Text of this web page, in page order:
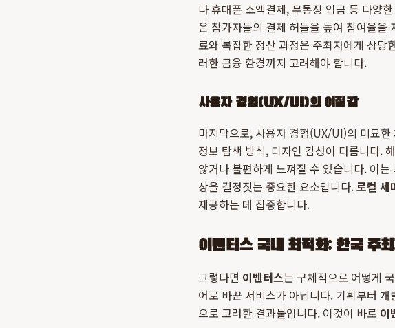
나 휴대폰 소액결제, 무통장 입금 등 다양
은 참가자들의 결제 허들을 높여 참여율을
료와 복잡한 정산 과정은 주최자에게 상당
러한 금융 환경까지 고려해야 합니다.
사용자 경험(UX/UI)의 이질감
마지막으로, 사용자 경험(UX/UI)의 미묘
정보 탐색 방식, 디자인 감성이 다릅니다.
않거나 불편하게 느껴질 수 있습니다. 이
상을 결정짓는 중요한 요소입니다.로컬 세
제공하는 데 집중합니다.
이벤터스 국내 최적화: 한국 주
그렇다면 이벤터스는 구체적으로 어떻게
어로 바꾼 서비스가 아닙니다. 기획부터
으로 고려한 결과물입니다. 이것이 바로 이